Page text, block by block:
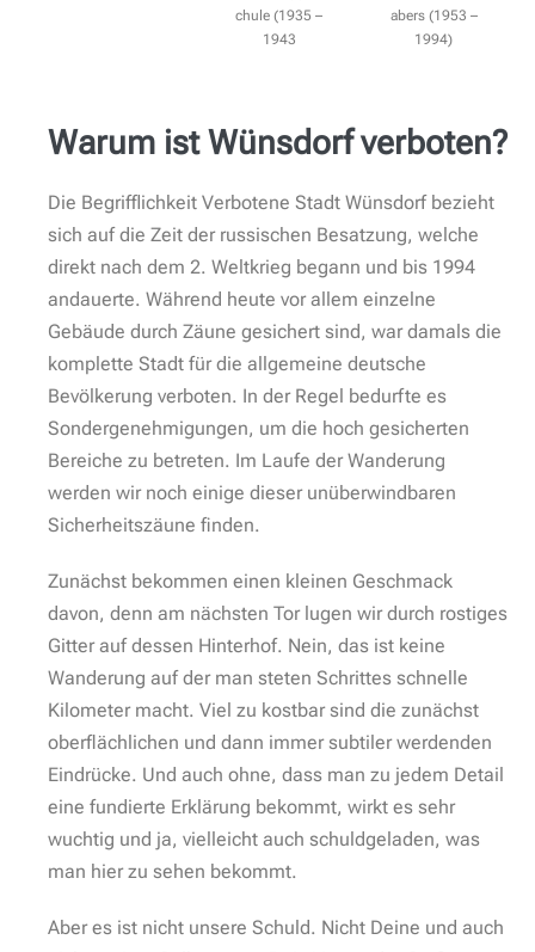
Gitter auf dessen Hinterhof. Nein, das ist keine
Wanderung auf der man steten Schrittes schnelle
Eindrücke. Und auch ohne, dass man zu jedem Detail
wuchtig und ja, vielleicht auch schuldgeladen, was
man hier zu sehen bekommt.
Aber es ist nicht unsere Schuld. Nicht Deine und auch
nicht meine. Selbst wenn Dein Vater oder Großvater
von hier Anweisungen erhielt und umsetzte. Maximal
kann es sich um ein Schuldgefühl handeln… aber das
behandeln wir gern an anderer Stelle. Heute wollen
wir einfach mal eine Runde laufen.
Verbotene Stadt Wünsdorf:
Verschlossenes Tor
…Spuren vergangener
Zeiten.
Nun müssen wir rüber über die Hauptallee.
Augenscheinlich scharf bewacht, umzäunt und wie im
Prinzip fast alle Gebäude unzugänglich, schläft die
Dornröschenschlaf. Durch den Zaun versuchen wir so